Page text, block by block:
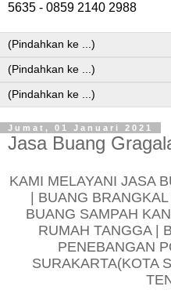
5635 - 0859 2140 2988
Jumat, 01 Januari 2021
Jasa Buang
KAMI MELAYANI JASA
| BUANG
BUANG SAMPAH
RUMAH TANGGA |
PENEBANGAN
SURAKARTA(KOTA